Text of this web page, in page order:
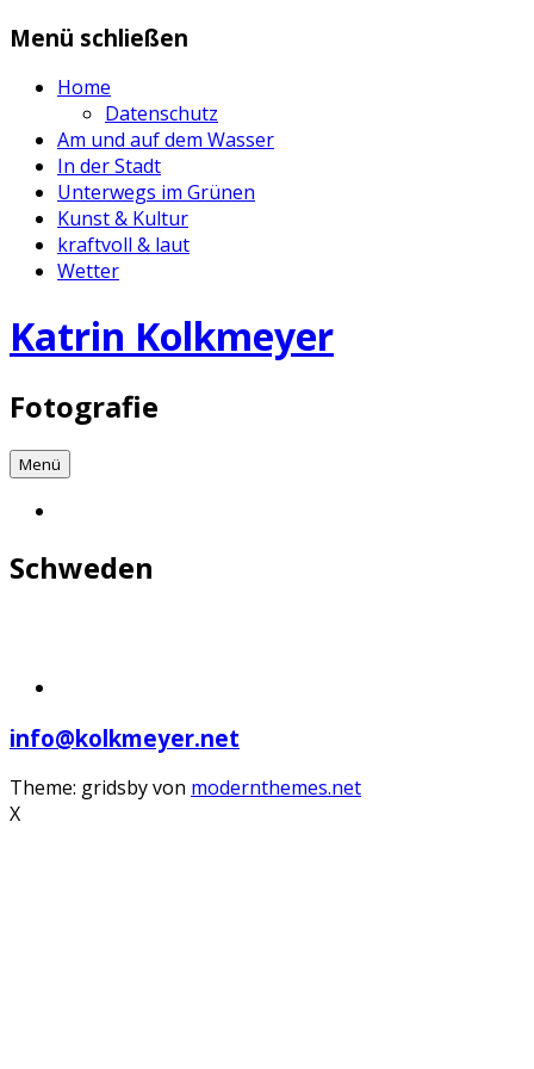
Zum
springen
Menü schließen
Home
Datenschutz
Am und auf dem Wasser
In der Stadt
Unterwegs im Grünen
Kunst & Kultur
kraftvoll & laut
Wetter
Katrin Kolkmeyer
Fotografie
Menü
Schweden
info@kolkmeyer.net
Theme: gridsby von modernthemes.net
X